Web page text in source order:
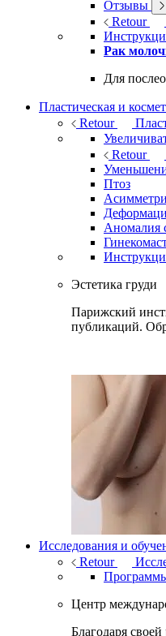
Отзывы
Retour
Рак
Для
Пластическая и
Retour
Retour
Птоз
Аномалия
Эстетика груди
Парижский
публикаций.
Исследования и
Retour
Центр
Благодаря